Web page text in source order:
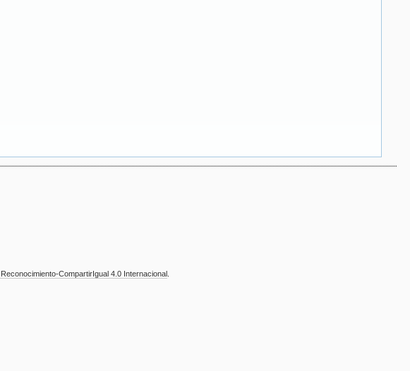
CompartirIgual 4.0 Internacional